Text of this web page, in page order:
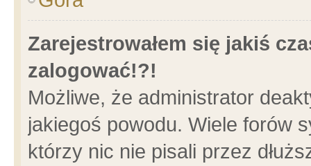
Zarejestrowałem się jakiś
zalogować!?!
Możliwe, że administrator
jakiegoś powodu. Wiele forów
którzy nic nie pisali przez